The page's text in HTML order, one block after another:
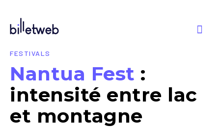
FESTIVALS
Nantua Fest :
intensité entre lac
et montagne